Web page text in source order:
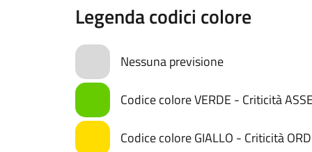
Legenda codici colore
Nessuna previsione
Codice colore VERDE - Criticità
Codice colore GIALLO - Criticità